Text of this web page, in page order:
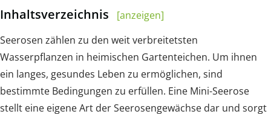
Inhaltsverzeichnis
[anzeigen]
Seerosen zählen zu den weit verbreitetsten
Wasserpflanzen in heimischen Gartenteichen. Um ihnen
ein langes, gesundes Leben zu ermöglichen, sind
bestimmte Bedingungen zu erfüllen. Eine Mini-Seerose
stellt eine eigene Art der Seerosengewächse dar und sorgt